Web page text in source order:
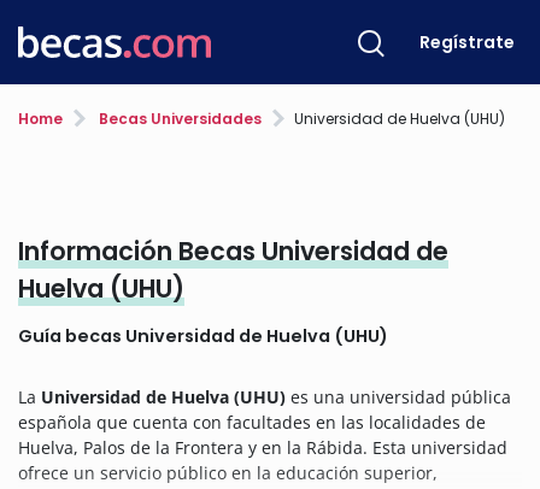
Regístrate
Home Becas Universidades Universidad de Huelva (UHU)
Información Becas Universidad de
Huelva (UHU)
Guía becas Universidad de Huelva (UHU)
La Universidad de Huelva (UHU) es una universidad pública
española que cuenta con facultades en las localidades de
Huelva, Palos de la Frontera y en la Rábida. Esta universidad
ofrece un servicio público en la educación superior,